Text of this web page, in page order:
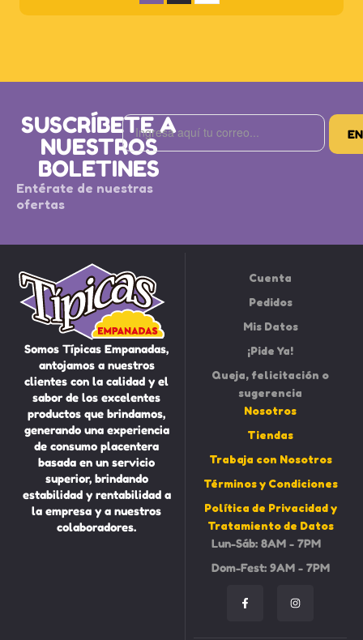
SUSCRÍBETE A
NUESTROS
BOLETINES
Entérate de nuestras
ofertas
Somos Típicas Empanadas,
antojamos a nuestros
clientes con la calidad y el
sabor de los excelentes
productos que brindamos,
generando una experiencia
de consumo placentera
basada en un servicio
superior, brindando
estabilidad y rentabilidad a
la empresa y a nuestros
colaboradores.
Cuenta
Pedidos
Mis Datos
¡Pide Ya!
Queja, felicitación o
sugerencia
Nosotros
Tiendas
Trabaja con Nosotros
Términos y Condiciones
Política de Privacidad y
Tratamiento de Datos
Lun-Sáb: 8AM - 7PM
Dom-Fest: 9AM - 7PM